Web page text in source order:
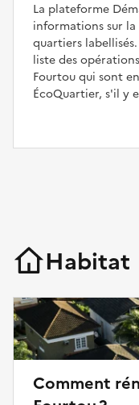
La plateforme
informations sur
quartiers
liste des
Fourtou qui sont
ÉcoQuartier, s'il y
Habitat
Comment